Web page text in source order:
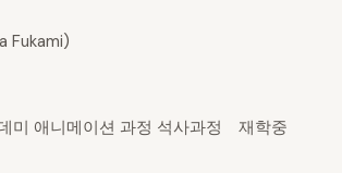
Fukami)
미 애니메이션 과정 석사과정 재학중